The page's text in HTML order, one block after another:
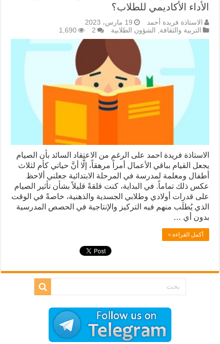
الأداء الأكاديمي للطلاب؟
الاستاذة فريدة أحمد
19 مارس، 2023
التربية والثقافة, الشؤون الطلابية 2
1,690
الاستاذة فريدة احمد على الرغم من الاعتقاد السائد بأن الصيام
يجعل القيام بباقي الأعمال أمراً مرهقاً، إلَّا أنَّ حياتي كأم لثلاث
أطفال ومعلمة لمدرسة في المرحلة الابتدائية جعلني ألاحظ
عكس ذلك تماماً. في البداية، كنت قلقةً قليلاً بشأن تأثير الصيام
على قدرات أولادي وطلابي الجسدية والذهنية، خاصةً في الوقت
الذي يُطلَب منهم فيه التركيز والإنتاجية في الحصص المدرسية
بدون أي …
أكمل القراءة »